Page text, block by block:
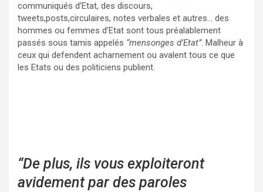
communiqués d’Etat, des discours,
tweets,posts,circulaires, notes verbales et autres… des
hommes ou femmes d’Etat sont tous préalablement
passés sous tamis appelés “mensonges d’Etat”. Malheur à
ceux qui defendent acharnement ou avalent tous ce que
les Etats ou des politiciens publient.
“De plus, ils vous exploiteront
avidement par des paroles